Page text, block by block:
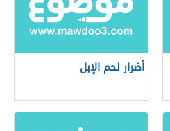
أضرار لحم الإبل